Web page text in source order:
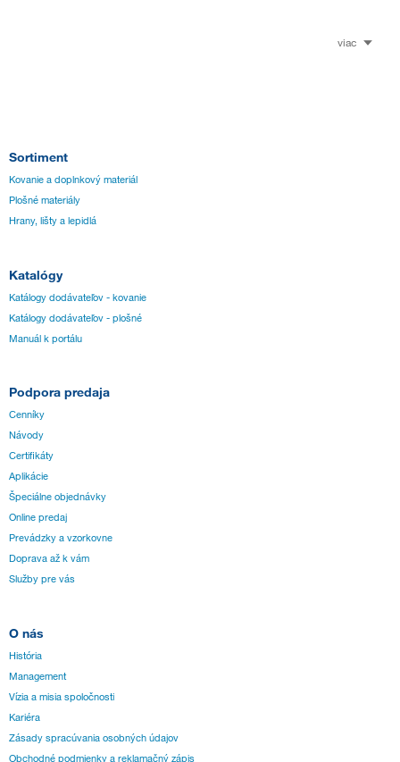
viac
Sortiment
Kovanie a doplnkový materiál
Plošné materiály
Hrany, lišty a lepidlá
Katalógy
Katálogy dodávateľov - kovanie
Katálogy dodávateľov - plošné
Manuál k portálu
Podpora predaja
Cenníky
Návody
Certifikáty
Aplikácie
Špeciálne objednávky
Online predaj
Prevádzky a vzorkovne
Doprava až k vám
Služby pre vás
O nás
História
Management
Vízia a misia spoločnosti
Kariéra
Zásady spracúvania osobných údajov
Obchodné podmienky a reklamačný zápis